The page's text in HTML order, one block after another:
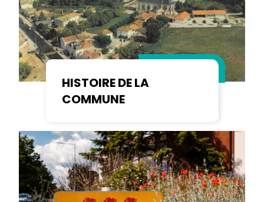
HISTOIRE DE LA
COMMUNE